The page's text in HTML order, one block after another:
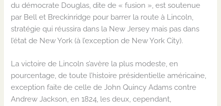
du démocrate Douglas, dite de « fusion », est soutenue
par Bell et Breckinridge pour barrer la route à Lincoln,
stratégie qui réussira dans la New Jersey mais pas dans
l’état de New York (à l’exception de New York City).
La victoire de Lincoln s’avère la plus modeste, en
pourcentage, de toute l’histoire présidentielle américaine,
exception faite de celle de John Quincy Adams contre
Andrew Jackson, en 1824, les deux, cependant,